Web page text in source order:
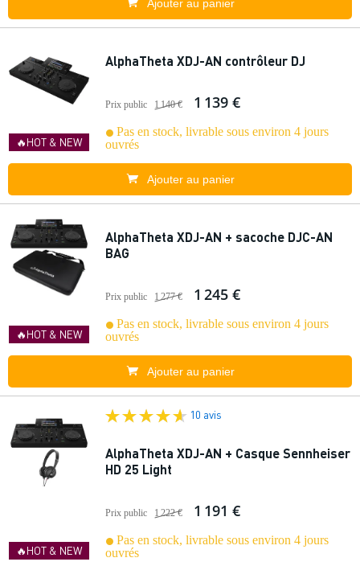
Ajouter au panier
🔥HOT & NEW
AlphaTheta XDJ-AN contrôleur DJ
Prix public 1 140 € 1 139 €
Pas en stock, livrable sous environ 4 jours
ouvrés
Ajouter au panier
🔥HOT & NEW
AlphaTheta XDJ-AN + sacoche DJC-AN
BAG
Prix public 1 277 € 1 245 €
Pas en stock, livrable sous environ 4 jours
ouvrés
Ajouter au panier
🔥HOT & NEW
10 avis
AlphaTheta XDJ-AN + Casque Sennheiser
HD 25 Light
Prix public 1 222 € 1 191 €
Pas en stock, livrable sous environ 4 jours
ouvrés